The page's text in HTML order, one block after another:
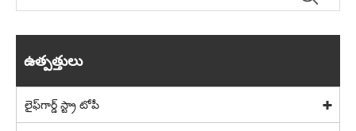
ఉత్పత్తులు
లైఫ్‌గార్డ్ స్ట్రా టోపీ